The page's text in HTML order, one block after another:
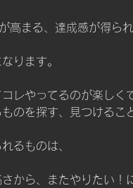
高まる、達成感が得ら
ります。
レやってるのが楽しく
のを探す、見つけるこ
るものは、
から、またやりたい！